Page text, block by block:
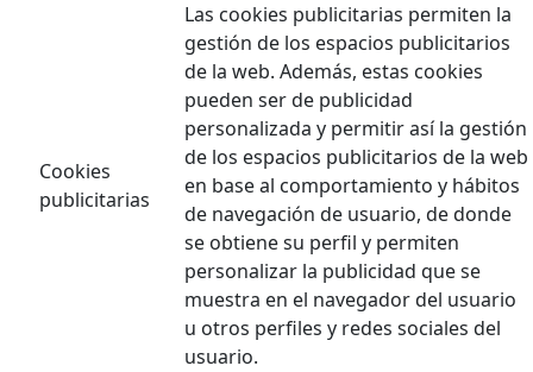
Cookies
publicitarias
Las cookies publicitarias permiten la
gestión de los espacios publicitarios
de la web. Además, estas cookies
pueden ser de publicidad
personalizada y permitir así la gestión
de los espacios publicitarios de la web
en base al comportamiento y hábitos
de navegación de usuario, de donde
se obtiene su perfil y permiten
personalizar la publicidad que se
muestra en el navegador del usuario
u otros perfiles y redes sociales del
usuario.